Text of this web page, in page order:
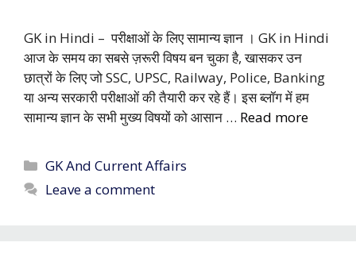
GK in Hindi – परीक्षाओं के लिए सामान्य ज्ञान । GK in Hindi
आज के समय का सबसे ज़रूरी विषय बन चुका है, खासकर उन
छात्रों के लिए जो SSC, UPSC, Railway, Police, Banking
या अन्य सरकारी परीक्षाओं की तैयारी कर रहे हैं। इस ब्लॉग में हम
सामान्य ज्ञान के सभी मुख्य विषयों को आसान … Read more
Categories
GK And Current Affairs
Leave a comment